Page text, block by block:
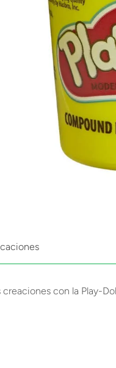
con la Play-